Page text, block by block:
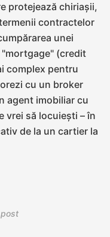
protejează chiriașii,
contractelor
unei
(credit
complex pentru
cu un broker
agent imobiliar cu
vrei să locuiești – în
de la un cartier la